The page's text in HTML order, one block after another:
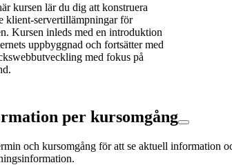
kursen lär du dig att konstruera
klient-servertillämpningar för
Kursen inleds med en introduktion
uppbyggnad och fortsätter med
med fokus på
per kursomgång
och kursomgång för att se aktuell information